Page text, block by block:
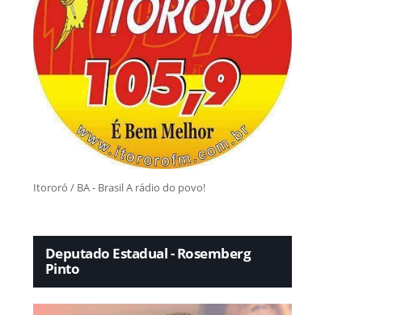
Itororó / BA - Brasil A rádio do povo!
Deputado Estadual - Rosemberg
Pinto